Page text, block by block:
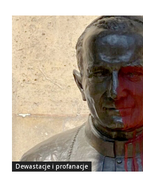
Dewastacje i profanacje